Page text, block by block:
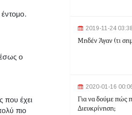
ο
που έχει
πιο
λόγω της
Ομόνοια:
τιμαλφή
2019-11-24
Μηδέν Άγαν (τι
2020-01-16
Για να δούμε πώς
Διευκρίνηση;